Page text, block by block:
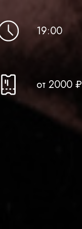
19:0 0
от 2 000 ₽